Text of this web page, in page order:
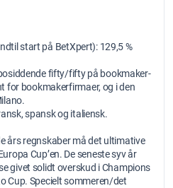
start på BetXpert): 129,5 %
fifty/fifty på bookmaker-
for bookmakerfirmaer, og i den
spansk og italiensk.
års regnskaber må det ultimative
Cup’en. De seneste syv år
givet solidt overskud i Champions
Cup. Specielt sommeren/det